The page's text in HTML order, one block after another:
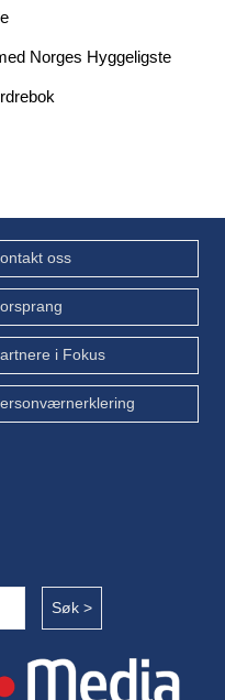
Norges Hyggeligste
oss
i Fokus